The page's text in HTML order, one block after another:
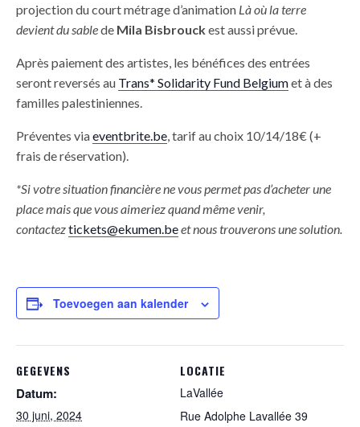
projection du court métrage d’animation Là où la terre
devient du sablede Mila Bisbrouckest aussi prévue.
Après paiement des artistes, les bénéfices des entrées
seront reversés au Trans* Solidarity Fund Belgiumet à des
familles palestiniennes.
Préventes viaeventbrite.be, tarif au choix 10/14/18€ (+
frais de réservation).
*Si votre situation financière ne vous permet pas d’acheter une
place mais que vous aimeriez quand même venir,
contacteztickets@ekumen.beet nous trouverons une solution.
Toevoegen aan kalender
GEGEVENS
Datum:
30 juni, 2024
LOCATIE
LaVallée
Rue Adolphe Lavallée 39